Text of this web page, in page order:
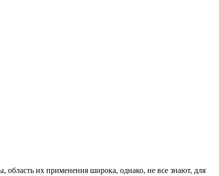
область их применения широка, однако, не все знают, для